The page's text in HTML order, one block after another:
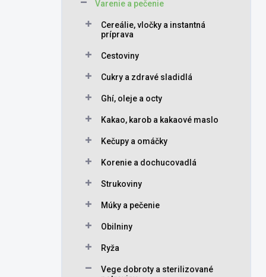
Varenie a pečenie
Cereálie, vločky a instantná
príprava
Cestoviny
Cukry a zdravé sladidlá
Ghí, oleje a octy
Kakao, karob a kakaové maslo
Kečupy a omáčky
Korenie a dochucovadlá
Strukoviny
Múky a pečenie
Obilniny
Ryža
Vege dobroty a sterilizované